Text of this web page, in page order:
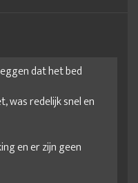
dat het bed
was redelijk snel en
en er zijn geen